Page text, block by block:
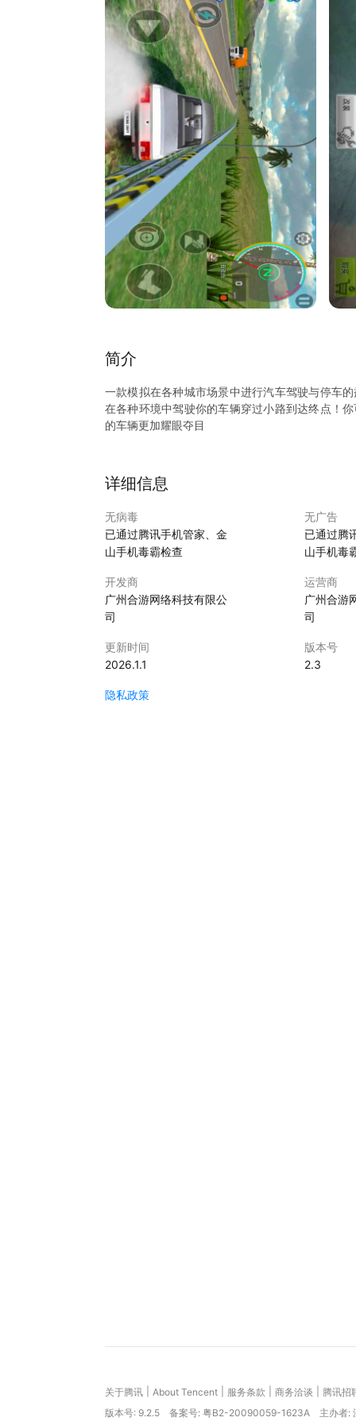
简介
一款模拟在各种城市场景中进行汽车驾驶与停车
在各种环境中驾驶你的车辆穿过小路到达终点！
的车辆更加耀眼夺目
详细信息
无病毒
已通过腾讯手机管家、金
山手机毒霸检查
无广告
已通过腾
山手机毒
开发商
广州合游网络科技有限公
司
运营商
广州合游
司
更新时间
2026.1.1
版本号
2.3
隐私政策
关于腾讯 About Tencent 服务条款 商务洽谈
腾讯招
版本号: 9.2.5 备案号: 粤B2-20090059-1623A 主办者: